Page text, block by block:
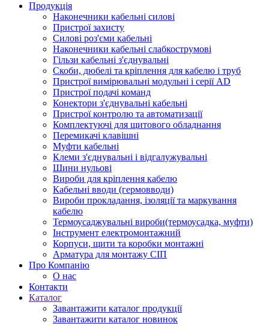
Продукція
Наконечники кабельні силові
Пристрої захисту
Силові роз'єми кабельні
Наконечники кабельні слабкострумові
Гільзи кабельні з'єднувальні
Скоби, дюбелі та кріплення для кабелю і труб
Пристрої вимірювальні модульні і серії AD
Пристрої подачі команд
Конектори з'єднувальні кабельні
Пристрої контролю та автоматизації
Комплектуючі для щитового обладнання
Перемикачі клавішні
Муфти кабельні
Клеми з'єднувальні і відгалужувальні
Шини нульові
Вироби для кріплення кабелю
Кабельні вводи (гермовводи)
Вироби прокладання, iзоляції та маркування
кабелю
Термоусаджувальні вироби(термоусадка, муфти)
Інструмент електромонтажний
Корпуси, щити та коробки монтажні
Арматура для монтажу СІП
Про Компанію
О нас
Контакти
Каталог
Завантажити каталог продукції
Завантажити каталог новинок